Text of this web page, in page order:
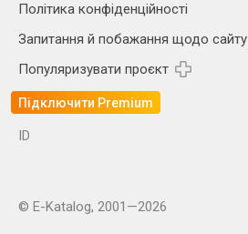
Політика конфіденційності
Запитання й побажання щодо сайту
Популяризувати проєкт
Підключити Premium
ID
© E-Katalog, 2001—2026